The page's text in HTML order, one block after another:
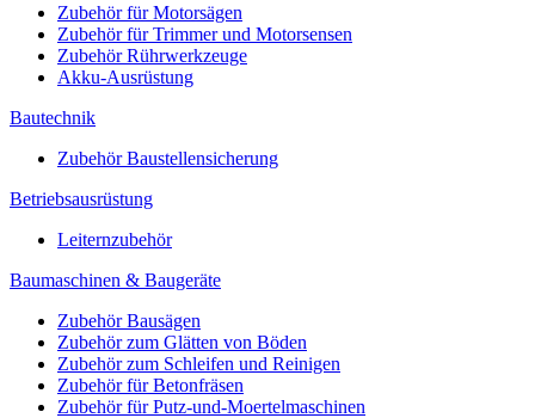
Zubehör für Motorsägen
Zubehör für Trimmer und Motorsensen
Zubehör Rührwerkzeuge
Akku-Ausrüstung
Bautechnik
Zubehör Baustellensicherung
Betriebsausrüstung
Leiternzubehör
Baumaschinen & Baugeräte
Zubehör Bausägen
Zubehör zum Glätten von Böden
Zubehör zum Schleifen und Reinigen
Zubehör für Betonfräsen
Zubehör für Putz-und-Moertelmaschinen